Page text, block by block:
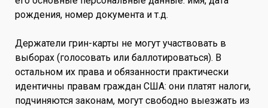
рождения, номер документа и т.д.
Держатели грин-карты не могут участвовать в
выборах (голосовать или баллотироваться). В
остальном их права и обязанности практически
идентичны правам граждан США: они платят налоги,
подчиняются законам, могут свободно выезжать из